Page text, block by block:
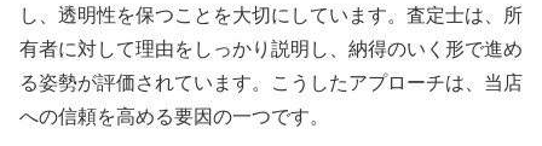
し、透明性を保つことを大切にしています。査定士は、所
有者に対して理由をしっかり説明し、納得のいく形で進め
る姿勢が評価されています。こうしたアプローチは、当店
への信頼を高める要因の一つです。